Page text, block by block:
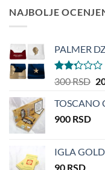
NAJBOLJE
PALMER
2.29
of 5
300RSD
је
TOSCANO
900 RSD
IGLA
90 RSD